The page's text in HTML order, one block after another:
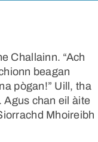
Challainn. “Ach
beagan
pògan!” Uill, tha
Agus chan eil àite
Mhoireibh